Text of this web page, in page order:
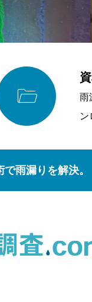

雨
ン
雨漏りを解決。